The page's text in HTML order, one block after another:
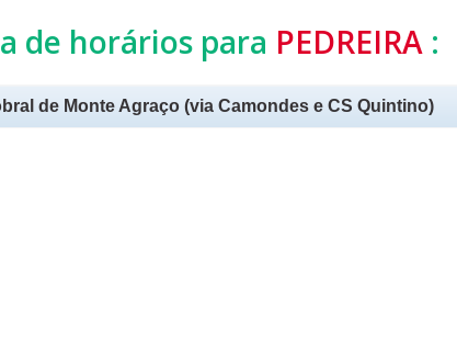
de horários para PEDREIRA :
de Monte Agraço (via Camondes e CS Quintino)